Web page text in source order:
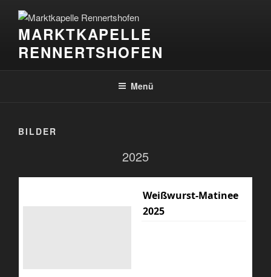
Inhalt
springenMARKTKAPELLE
RENNERTSHOFEN
Menü
BILDER
2025
Weißwurst-Matinee
2025